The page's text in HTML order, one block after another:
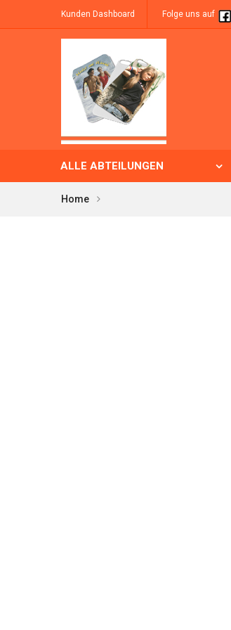
Kunden Dashboard Folge uns auf
ALLE ABTEILUNGEN
Home